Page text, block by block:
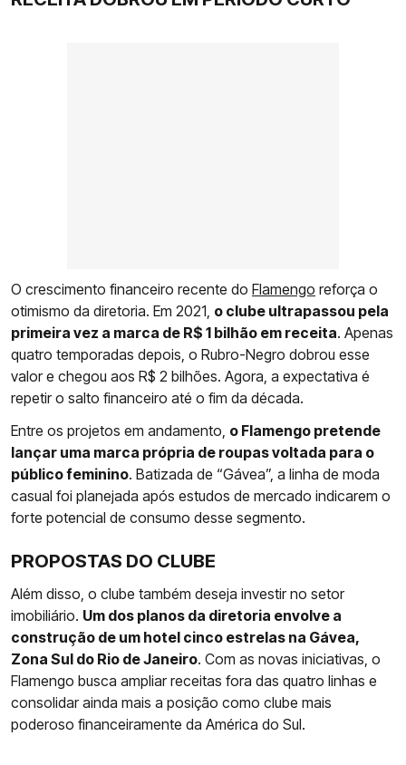
O crescimento financeiro recente do Flamengo reforça o
otimismo da diretoria. Em 2021, o clube ultrapassou pela
primeira vez a marca de R$ 1 bilhão em receita. Apenas
quatro temporadas depois, o Rubro-Negro dobrou esse
valor e chegou aos R$ 2 bilhões. Agora, a expectativa é
repetir o salto financeiro até o fim da década.
Entre os projetos em andamento, o Flamengo pretende
lançar uma marca própria de roupas voltada para o
público feminino. Batizada de “Gávea”, a linha de moda
casual foi planejada após estudos de mercado indicarem o
forte potencial de consumo desse segmento.
PROPOSTAS DO CLUBE
Além disso, o clube também deseja investir no setor
imobiliário. Um dos planos da diretoria envolve a
construção de um hotel cinco estrelas na Gávea,
Zona Sul do Rio de Janeiro. Com as novas iniciativas, o
Flamengo busca ampliar receitas fora das quatro linhas e
consolidar ainda mais a posição como clube mais
poderoso financeiramente da América do Sul.